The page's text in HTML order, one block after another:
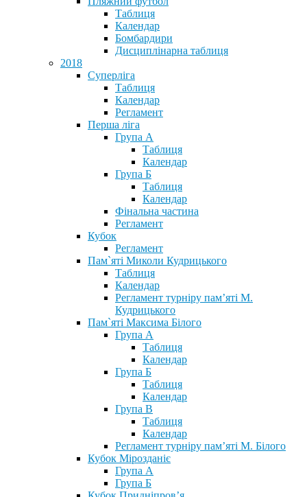
Таблиця
Календар
Бомбардири
Дисциплінарна таблиця
2018
Суперліга
Таблиця
Календар
Регламент
Перша ліга
Група А
Таблиця
Календар
Група Б
Таблиця
Календар
Фінальна частина
Регламент
Кубок
Регламент
Пам`яті Миколи Кудрицького
Таблиця
Календар
Регламент турніру пам’яті М.
Кудрицького
Пам`яті Максима Білого
Група А
Таблиця
Календар
Група Б
Таблиця
Календар
Група В
Таблиця
Календар
Регламент турніру пам’яті М. Білого
Кубок Мірозданіє
Група А
Група Б